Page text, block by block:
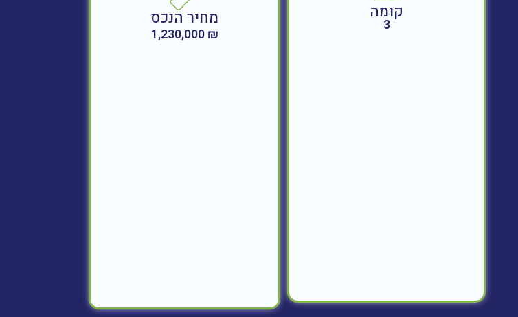
קומה
3 מחיר הנכס
₪ 1,230,000